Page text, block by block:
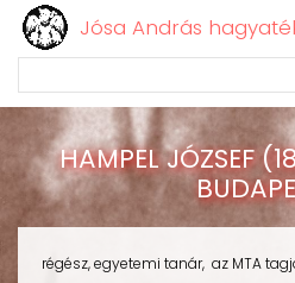
tartalomra
Jósa András
HAMPEL JÓZSEF
régész, egyetemi tanár, az MTA